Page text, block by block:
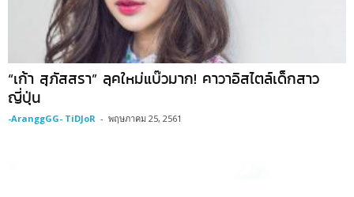
“เก้า สุภัสสรา” ลุคใหม่แบ๊วมาก! คาวาอิสไตล์เด็กสาว
ญี่ปุ่น
-AranggGG- TiDJoR - พฤษภาคม 25, 2561